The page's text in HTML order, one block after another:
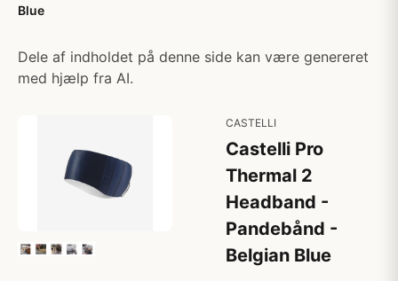
Blue
Dele af indholdet på denne side kan være genereret
med hjælp fra AI.
CASTELLI
Castelli Pro
Thermal 2
Headband -
Pandebånd -
Belgian Blue